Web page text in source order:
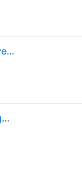
Bosch Professional Gdr 18v-200 L-boxx 136 Impact Screwdriver Zilver One Size / EU Plug 220V
Bosch Professional GDR 18V-200 06019J2106 Accu-draaislagmoeraanzetter 18 V Li-ion Zonder accu, Zonder lader, Incl. koffer, Brushless